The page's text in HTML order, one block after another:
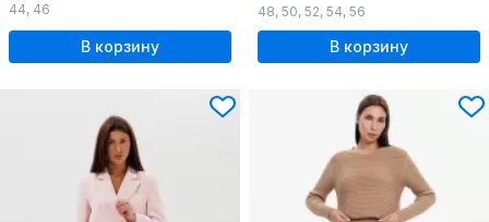
44, 46
В корзину
48, 50, 52, 54, 56
В корзину